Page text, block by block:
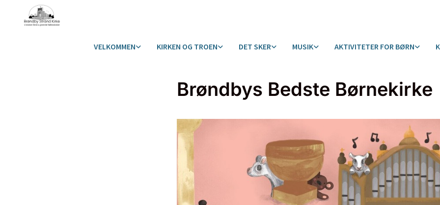
VELKOMMEN KIRKEN OG TROEN DET SKER MUSIK AKTIVITETER FOR BØRN
Brøndbys Bedste Børnekirke